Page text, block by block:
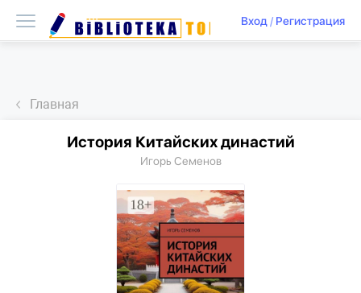
Вход/ Регистрация
Главная
История Китайских династий
Игорь Семенов